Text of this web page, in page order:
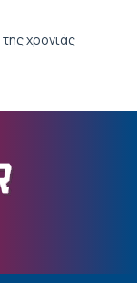
χρονιάς